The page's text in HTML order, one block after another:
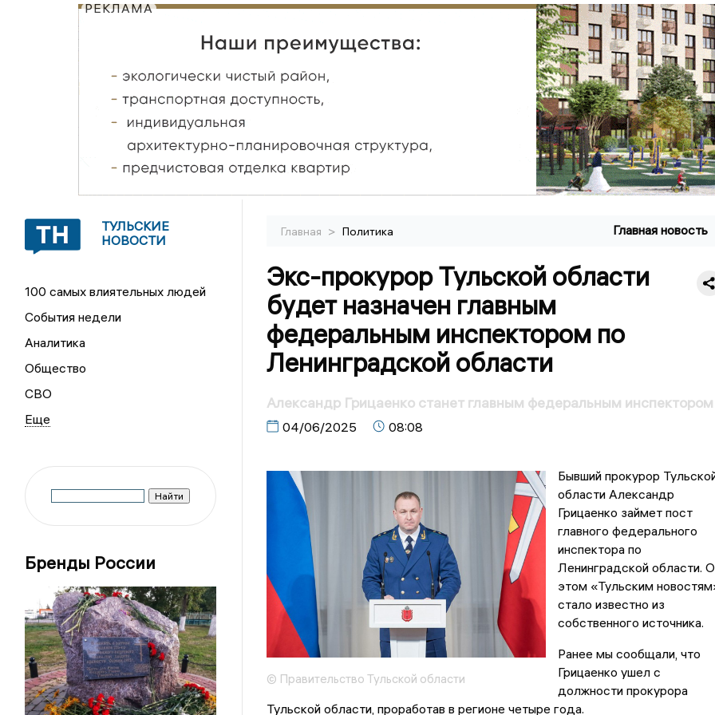
РЕКЛАМА
ТУЛЬСКИЕ
НОВОСТИ
100 самых влиятельных людей
События недели
Аналитика
Общество
СВО
Бренды России
Главная > Политика Главная новость
Экс-прокурор Тульской области
будет назначен главным
федеральным инспектором по
Ленинградской области
Александр Грицаенко станет главным федеральным инспектором
04/06/2025 08:08
© Правительство Тульской области
Бывший прокурор
области Александр
Грицаенко займет пост
главного федерального
инспектора по
Ленинградской области.
этом «Тульским
стало известно из
собственного источника.
Ранее мы сообщали, что
Грицаенко ушел с
должности прокурора
Тульской области, проработав в регионе четыре года.